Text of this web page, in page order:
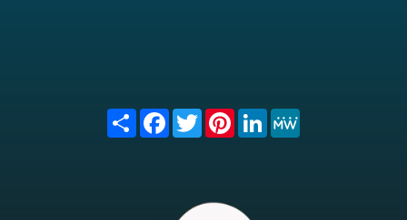
Share FacebookTwitterPinterest
LinkedIn